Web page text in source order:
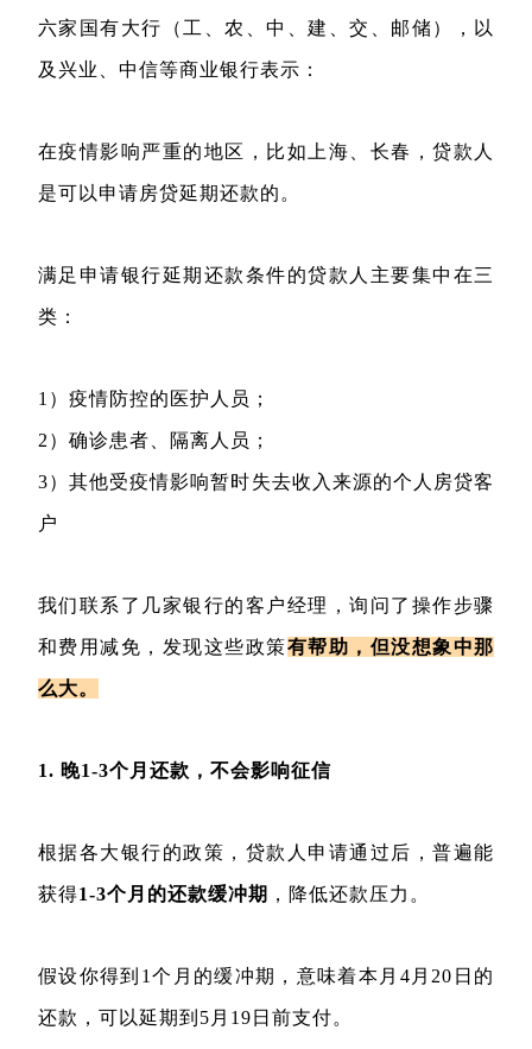
六家国有大行（工、农、中、建、交、邮储），以
及兴业、中信等商业银行表示：
在疫情影响严重的地区，比如上海、长春，贷款人
是可以申请房贷延期还款的。
满足申请银行延期还款条件的贷款人主要集中在三
类：
1）疫情防控的医护人员；
2）确诊患者、隔离人员；
3）其他受疫情影响暂时失去收入来源的个人房贷客
户
我们联系了几家银行的客户经理，询问了操作步骤
和费用减免，发现这些政策有帮助，但没想象中那
么大。
1. 晚1-3个月还款，不会影响征信
根据各大银行的政策，贷款人申请通过后，普遍能
获得1-3个月的还款缓冲期 ，降低还款压力。
假设你得到1个月的缓冲期，意味着本月4月20日的
还款，可以延期到5月19日前支付。